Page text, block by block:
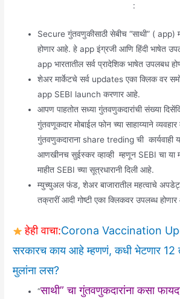
:
Secure गुंतवणुकीसाठी सेबीच “साथी” ( app)
होणार आहे. हे app इंग्रजी आणि हिंदी भाषेत
app भारतातील सर्व प्रादेशिक भाषेत उपलबध
शेअर मार्केटचे सर्व updates एका क्लिक वर
app SEBI launch करणार आहे.
आपण पाहतोत सध्या गुंतवणुकदारांची संख्या
गुंतवणूकदार मोबाईल फोन च्या साहाय्याने
गुंतवणुकदाराना share treding ची कार्यवाही
आणखीनच सुईस्कर व्हाव्ही म्हणून SEBI चा या
माहीत SEBI च्या सूत्रधारानी दिली आहे.
म्युच्युअल फंड, शेअर बाजारातील महत्वाचे
तक्रारीं आदी गोष्टी एका क्लिकवर उपलब्ध
हेही वाचा:Corona Vaccination
सरकारच काय आहे म्हणणं, कधी भेटणार 12
मुलांना लस?
“साथी” चा गुंतवणुकदारांना कसा